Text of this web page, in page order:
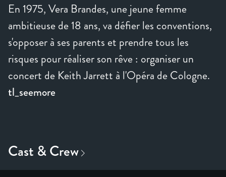
En 1975, Vera Brandes, une jeune femme
ambitieuse de 18 ans, va défier les conventions,
s'opposer à ses parents et prendre tous les
risques pour réaliser son rêve : organiser un
concert de Keith Jarrett à l'Opéra de Cologne.
tl_seemore